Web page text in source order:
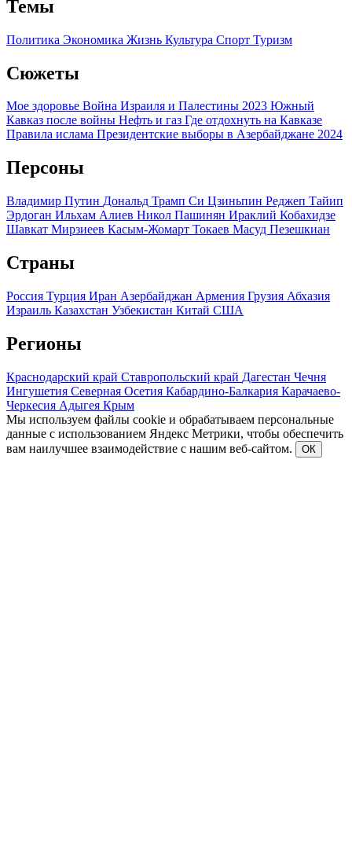
Темы
Политика Экономика Жизнь Культура Спорт Туризм
Сюжеты
Мое здоровье Война Израиля и Палестины 2023 Южный
Кавказ после войны Нефть и газ Где отдохнуть на Кавказе
Правила ислама Президентские выборы в Азербайджане 2024
Персоны
Владимир Путин Дональд Трамп Си Цзиньпин Реджеп Тайип
Эрдоган Ильхам Алиев Никол Пашинян Ираклий Кобахидзе
Шавкат Мирзиеев Касым-Жомарт Токаев Масуд Пезешкиан
Страны
Россия Турция Иран Азербайджан Армения Грузия Абхазия
Израиль Казахстан Узбекистан Китай США
Регионы
Краснодарский край Ставропольский край Дагестан Чечня
Ингушетия Северная Осетия Кабардино-Балкария Карачаево-
Черкесия Адыгея Крым
Мы используем файлы cookie и обрабатываем персональные
данные с использованием Яндекс Метрики, чтобы обеспечить
вам наилучшее взаимодействие с нашим веб-сайтом.
ОК